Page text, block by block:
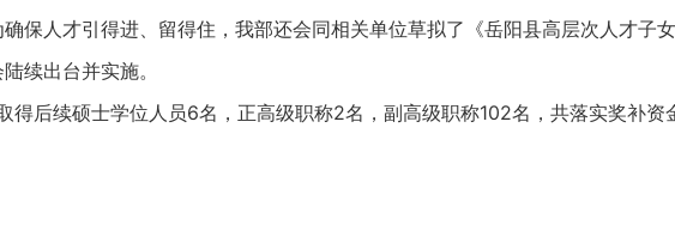
保人才引得进、留得住，我部还会同相关单位草拟了《岳阳县高层次人才子
续出台并实施。
后续硕士学位人员6名，正高级职称2名，副高级职称102名，共落实奖补资